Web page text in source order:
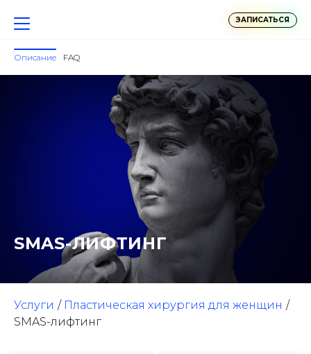
ЗАПИСАТЬСЯ
Описание FAQ
SMAS-ЛИФТИНГ
Услуги
Пластическая хирургия для женщин
SMAS-лифтинг